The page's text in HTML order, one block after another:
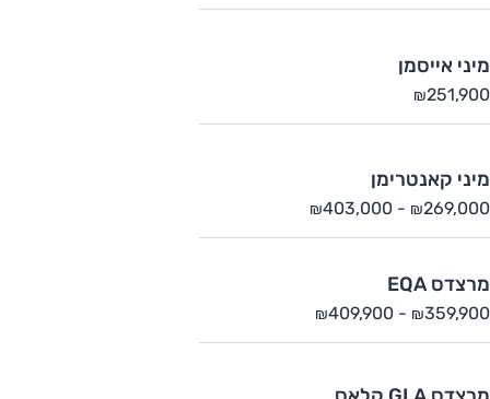
מיני אייסמן
₪251,900
מיני קאנטרימן
₪269,000
-
₪403,000
מרצדס EQA
₪359,900
-
₪409,900